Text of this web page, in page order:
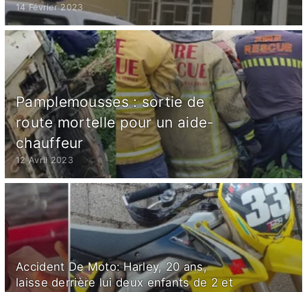
14 Février 2023
Pamplemousses : sortie de
route mortelle pour un aide-
chauffeur
12 Avril 2023
Accident De Moto: Harley, 20 ans,
laisse derrière lui deux enfants de 2 et